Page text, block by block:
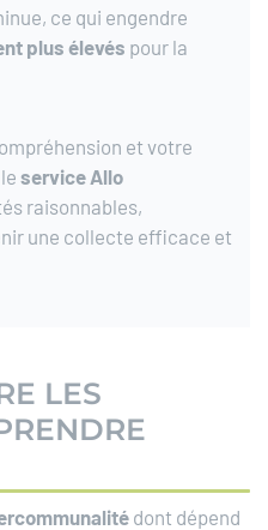
ce qui engendre
plus élevés pour la
et votre
service Allo
raisonnables,
une collecte efficace et
LES
dont dépend